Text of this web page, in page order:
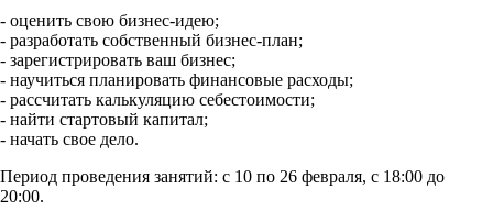
- оценить свою бизнес-идею;
- разработать собственный бизнес-план;
- зарегистрировать ваш бизнес;
- научиться планировать финансовые расходы;
- рассчитать калькуляцию себестоимости;
- найти стартовый капитал;
- начать свое дело.
Период проведения занятий: с 10 по 26 февраля, с 18:00 до
20:00.